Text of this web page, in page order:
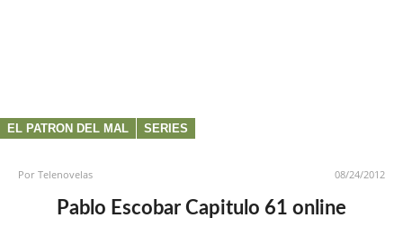
EL PATRON DEL MAL SERIES
PorTelenovelas 08/24/2012
Pablo Escobar Capitulo 61 online